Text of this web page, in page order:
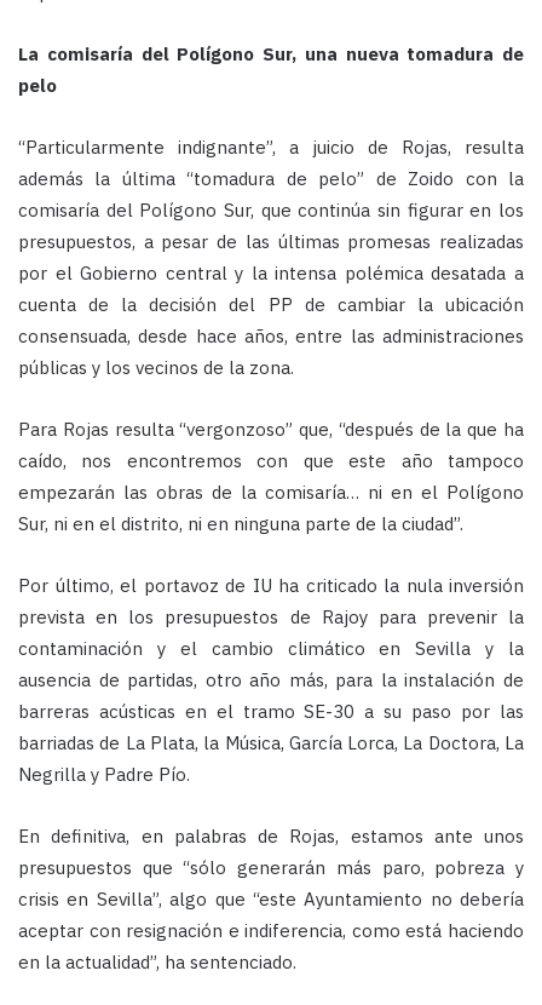
La comisaría del Polígono Sur, una nueva tomadura de
pelo
“Particularmente indignante”, a juicio de Rojas, resulta
además la última “tomadura de pelo” de Zoido con la
comisaría del Polígono Sur, que continúa sin figurar en los
presupuestos, a pesar de las últimas promesas realizadas
por el Gobierno central y la intensa polémica desatada a
cuenta de la decisión del PP de cambiar la ubicación
consensuada, desde hace años, entre las administraciones
públicas y los vecinos de la zona.
Para Rojas resulta “vergonzoso” que, “después de la que ha
caído, nos encontremos con que este año tampoco
empezarán las obras de la comisaría… ni en el Polígono
Sur, ni en el distrito, ni en ninguna parte de la ciudad”.
Por último, el portavoz de IU ha criticado la nula inversión
prevista en los presupuestos de Rajoy para prevenir la
contaminación y el cambio climático en Sevilla y la
ausencia de partidas, otro año más, para la instalación de
barreras acústicas en el tramo SE-30 a su paso por las
barriadas de La Plata, la Música, García Lorca, La Doctora, La
Negrilla y Padre Pío.
En definitiva, en palabras de Rojas, estamos ante unos
presupuestos que “sólo generarán más paro, pobreza y
crisis en Sevilla”, algo que “este Ayuntamiento no debería
aceptar con resignación e indiferencia, como está haciendo
en la actualidad”, ha sentenciado.